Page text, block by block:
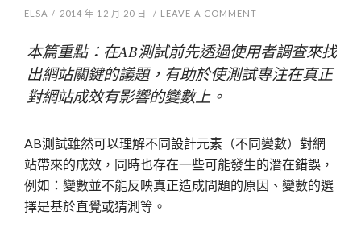
ELSA / 2014 年 12 月 20 日 / LEAVE A COMMENT
本篇重點：在AB測試前先透過使用者調查來找
出網站關鍵的議題，有助於使測試專注在真正
對網站成效有影響的變數上。
AB測試雖然可以理解不同設計元素（不同變數）對網
站帶來的成效，同時也存在一些可能發生的潛在錯誤，
例如：變數並不能反映真正造成問題的原因、變數的選
擇是基於直覺或猜測等。